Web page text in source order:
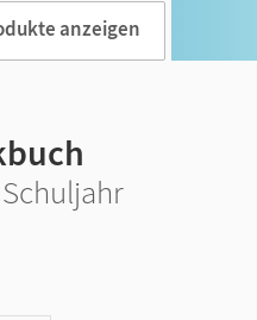
anzeigen